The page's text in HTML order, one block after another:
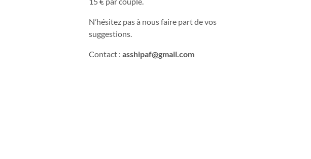
N’hésitez pas à nous faire part de vos
suggestions.
Contact : asshipaf@gmail.com